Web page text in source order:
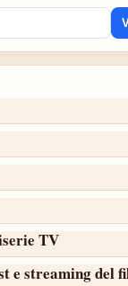
TV
e streaming del